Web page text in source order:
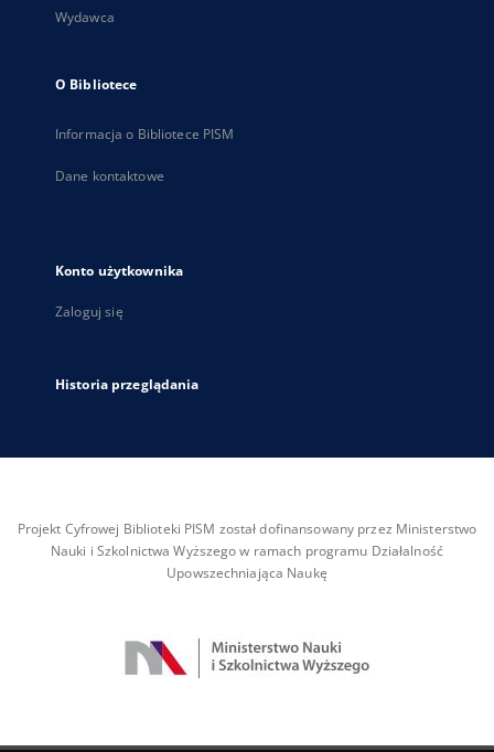
Wydawca
O Bibliotece
Informacja o Bibliotece PISM
Dane kontaktowe
Konto użytkownika
Zaloguj się
Historia przeglądania
Projekt Cyfrowej Biblioteki PISM został dofinansowany przez Ministerstwo
Nauki i Szkolnictwa Wyższego w ramach programu Działalność
Upowszechniająca Naukę